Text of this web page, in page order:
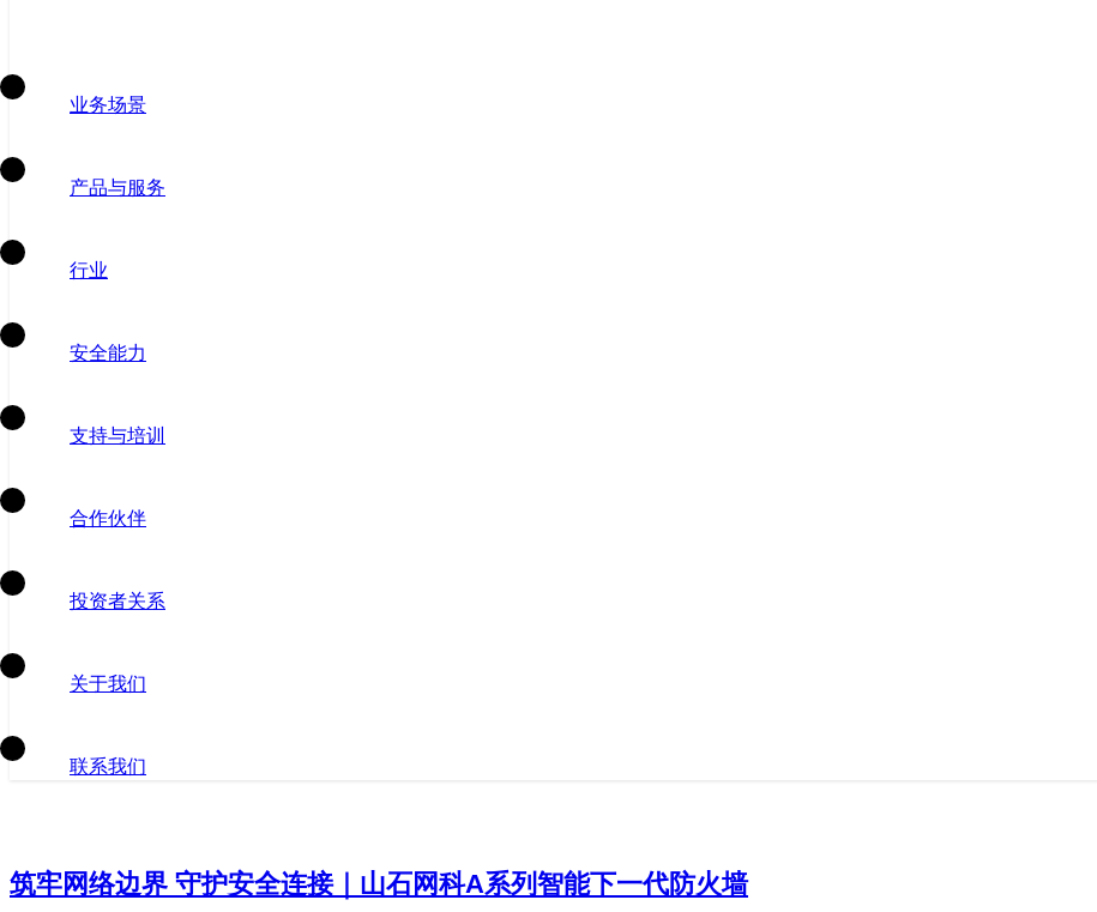
业务场景
产品与服务
行业
安全能力
支持与培训
合作伙伴
投资者关系
关于我们
联系我们
筑牢网络边界 守护安全连接｜山石网科A系列智能下一代防火墙